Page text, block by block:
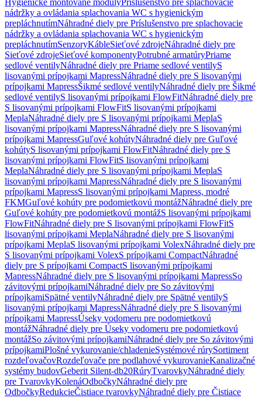
Hygienické montované modulyPríslušenstvo pre splachovacie
nádržky a ovládania splachovania WC s hygienickým
prepláchnutímNáhradné diely pre Príslušenstvo pre splachovacie
nádržky a ovládania splachovania WC s hygienickým
prepláchnutímSenzoryKábleSieťové zdrojeNáhradné diely pre
Sieťové zdrojeSieťové komponentyPotrubné armatúryPriame
sedlové ventilyNáhradné diely pre Priame sedlové ventilyS
lisovanými prípojkami MapressNáhradné diely pre S lisovanými
prípojkami MapressŠikmé sedlové ventilyNáhradné diely pre Šikmé
sedlové ventilyS lisovanými prípojkami FlowFitNáhradné diely pre
S lisovanými prípojkami FlowFitS lisovanými prípojkami
MeplaNáhradné diely pre S lisovanými prípojkami MeplaS
lisovanými prípojkami MapressNáhradné diely pre S lisovanými
prípojkami MapressGuľové kohútyNáhradné diely pre Guľové
kohútyS lisovanými prípojkami FlowFitNáhradné diely pre S
lisovanými prípojkami FlowFitS lisovanými prípojkami
MeplaNáhradné diely pre S lisovanými prípojkami MeplaS
lisovanými prípojkami MapressNáhradné diely pre S lisovanými
prípojkami MapressS lisovanými prípojkami Mapress, modré
FKMGuľové kohúty pre podomietkovú montážNáhradné diely pre
Guľové kohúty pre podomietkovú montážS lisovanými prípojkami
FlowFitNáhradné diely pre S lisovanými prípojkami FlowFitS
lisovanými prípojkami MeplaNáhradné diely pre S lisovanými
prípojkami MeplaS lisovanými prípojkami VolexNáhradné diely pre
S lisovanými prípojkami VolexS prípojkami CompactNáhradné
diely pre S prípojkami CompactS lisovanými prípojkami
MapressNáhradné diely pre S lisovanými prípojkami MapressSo
závitovými prípojkamiNáhradné diely pre So závitovými
prípojkamiSpätné ventilyNáhradné diely pre Spätné ventilyS
lisovanými prípojkami MapressNáhradné diely pre S lisovanými
prípojkami MapressÚseky vodomeru pre podomietkovú
montážNáhradné diely pre Úseky vodomeru pre podomietkovú
montážSo závitovými prípojkamiNáhradné diely pre So závitovými
prípojkamiPlošné vykurovanie/chladenieSystémové rúrySortiment
rozdeľovačovRozdeľovače pre podlahové vykurovanieKanalizačné
systémy budovGeberit Silent-db20RúryTvarovkyNáhradné diely
pre TvarovkyKolenáOdbočkyNáhradné diely pre
OdbočkyRedukcieČistiace tvarovkyNáhradné diely pre Čistiace